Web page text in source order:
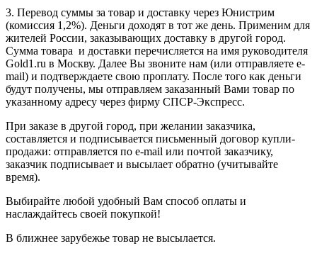
3. Перевод суммы за товар и доставку через Юнистрим
(комиссия 1,2%). Деньги доходят в тот же день. Применим для
жителей России, заказывающих доставку в другой город.
Сумма товара и доставки перечисляется на имя руководителя
Gold1.ru в Москву. Далее Вы звоните нам (или отправляете e-
mail) и подтверждаете свою проплату. После того как деньги
будут получены, мы отправляем заказанный Вами товар по
указанному адресу через фирму СПСР-Экспресс.
При заказе в другой город, при желании заказчика,
составляется и подписывается письменный договор купли-
продажи: отправляется по e-mail или почтой заказчику,
заказчик подписывает и высылает обратно (учитывайте
время).
Выбирайте любой удобный Вам способ оплаты и
наслаждайтесь своей покупкой!
В ближнее зарубежье товар не высылается.